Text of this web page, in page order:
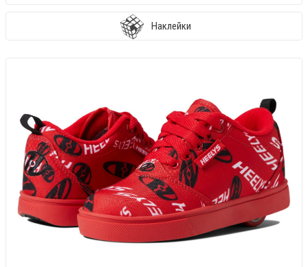
Наклейки